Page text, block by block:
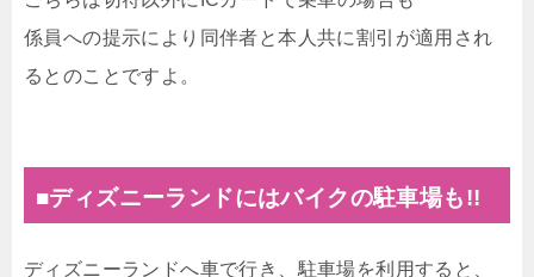
係員への提示により同伴者と本人共に割引が適用され
るとのことですよ。
■ディズニーランドにはバイクの駐車場も!!
ディズニーランドへ車で行き、駐車場を利用すると、